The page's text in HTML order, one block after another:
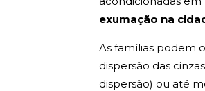
exumação na
As famílias podem
dispersão das
dispersão) ou até